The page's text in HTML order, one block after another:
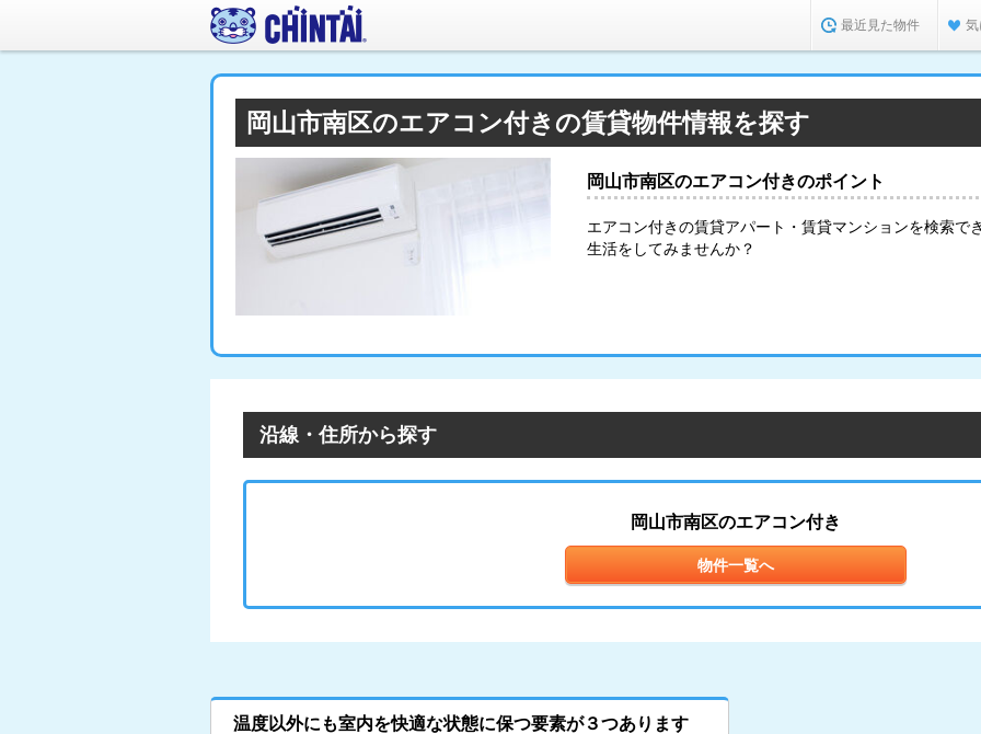
最近見た物件 気
岡山市南区のエアコン付きの賃貸物件情報を探す
岡山市南区のエアコン付きのポイント
エアコン付きの賃貸アパート・賃貸マンションを検索で
生活をしてみませんか？
沿線・住所から探す
岡山市南区のエアコン付き
物件一覧へ
温度以外にも室内を快適な状態に保つ要素が３つあります